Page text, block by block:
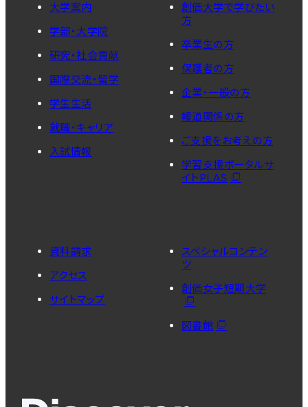
大学案内
学部・大学院
研究・社会貢献
国際交流・留学
学生生活
就職・キャリア
入試情報
創価大学で学びたい
方
卒業生の方
保護者の方
企業・一般の方
報道関係の方
ご支援をお考えの方
学習支援ポータルサ
イトPLAS
資料請求
アクセス
サイトマップ
スペシャルコンテン
ツ
創価女子短期大学
図書館